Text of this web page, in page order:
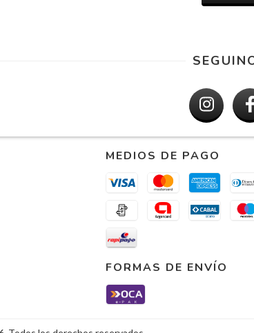
MEDIOS DE PAGO
FORMAS DE ENVÍO